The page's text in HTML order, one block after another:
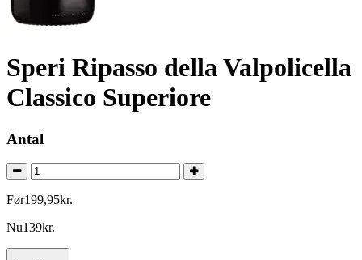
Speri Ripasso della Valpolicella
Classico Superiore
Antal
Før199,95kr.
Nu139kr.